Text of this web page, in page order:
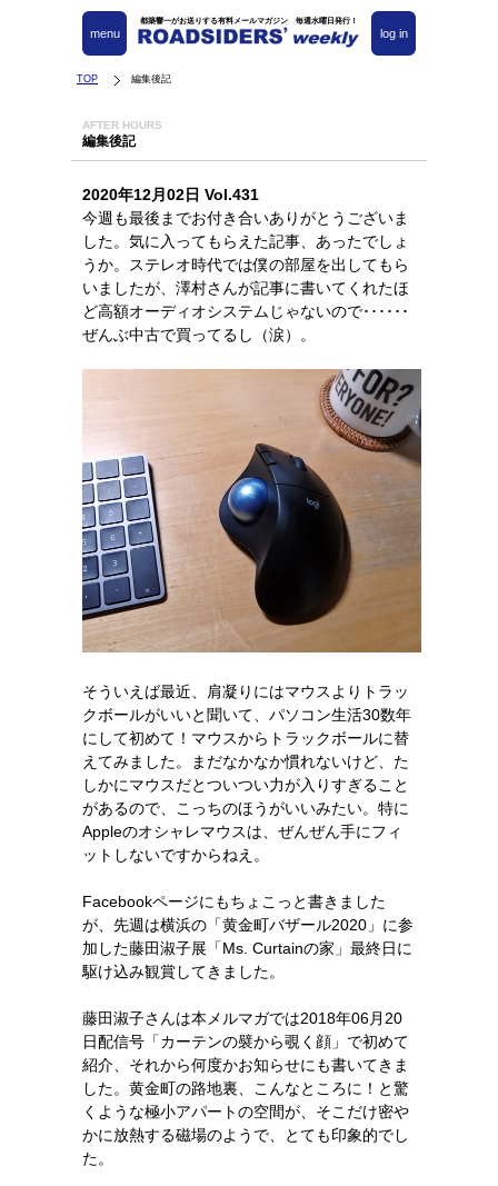
都築響一がお送りする有料メールマガジン 毎週水曜日発行！
log in
menu
TOP 編集後記
AFTER HOURS
編集後記
2020年12月02日 Vol.431
今週も最後までお付き合いありがとうございま
した。気に入ってもらえた記事、あったでしょ
うか。ステレオ時代では僕の部屋を出してもら
いましたが、澤村さんが記事に書いてくれたほ
ど高額オーディオシステムじゃないので･･････
ぜんぶ中古で買ってるし（涙）。
そういえば最近、肩凝りにはマウスよりトラッ
クボールがいいと聞いて、パソコン生活30数年
にして初めて！マウスからトラックボールに替
えてみました。まだなかなか慣れないけど、た
しかにマウスだとついつい力が入りすぎること
があるので、こっちのほうがいいみたい。特に
Appleのオシャレマウスは、ぜんぜん手にフィ
ットしないですからねえ。
Facebookページにもちょこっと書きました
が、先週は横浜の「黄金町バザール2020」に参
加した藤田淑子展「Ms. Curtainの家」最終日に
駆け込み観賞してきました。
藤田淑子さんは本メルマガでは2018年06月20
日配信号「カーテンの襞から覗く顔」で初めて
紹介、それから何度かお知らせにも書いてきま
した。黄金町の路地裏、こんなところに！と驚
くような極小アパートの空間が、そこだけ密や
かに放熱する磁場のようで、とても印象的でし
た。